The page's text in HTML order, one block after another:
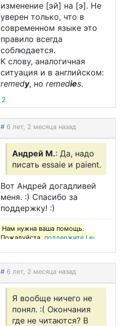
изменение [эй] на [э]. Не
уверен только, что в
современном языке это
правило всегда
соблюдается.
К слову, аналогичная
ситуация и в английском:
remedy, но remedies.
2
# 6 лет, 2 месяца назад
Андрей М.: Да, надо
писать essaie и paient.
Вот Андрей догадливей
меня. :) Спасибо за
поддержку! :)
Нам нужна ваша помощь.
Пожалуйста,поддержите Le-
# 6 лет, 2 месяца назад
Я вообще ничего не
понял. :( Окончания
где не читаются? В